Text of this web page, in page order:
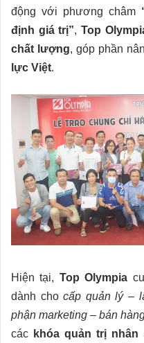
động với phương châm
định giá trị”,Top
chất lượng, góp phần
lực Việt.
Hiện tại, Top Olympia
dành chocấp quản lý –
phận marketing – bán
các khóa quản trị nhân